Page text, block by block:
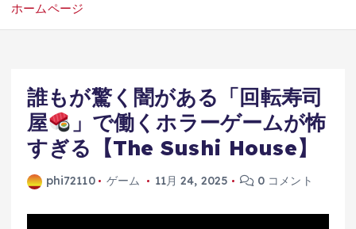
ホームページ
誰もが驚く闇がある「回転寿司
屋
」で働くホラーゲームが怖
すぎる【The Sushi House】
phi72110 ゲーム 11月 24, 2025 0 コメント